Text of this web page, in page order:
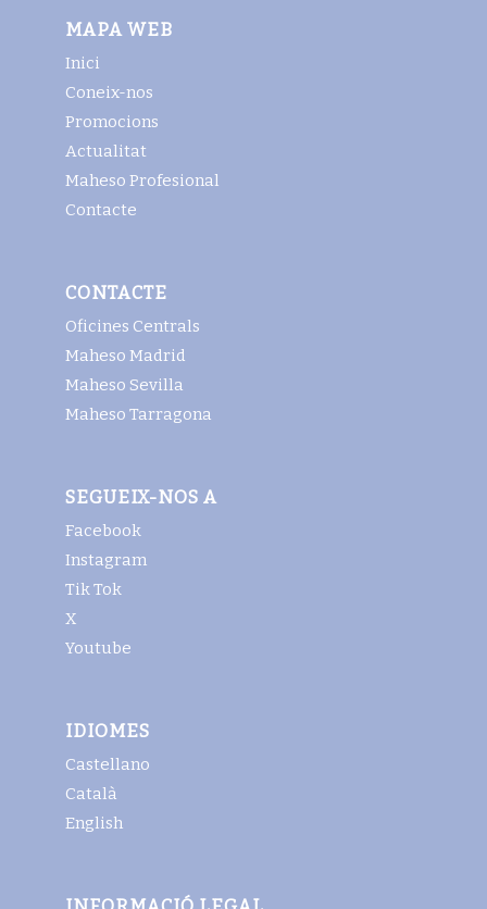
MAPA WEB
Inici
Coneix-nos
Promocions
Actualitat
Maheso Profesional
Contacte
CONTACTE
Oficines Centrals
Maheso Madrid
Maheso Sevilla
Maheso Tarragona
SEGUEIX-NOS A
Facebook
Instagram
Tik Tok
X
Youtube
IDIOMES
Castellano
Català
English